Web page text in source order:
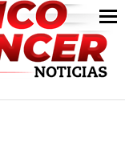
DIRECTO A GUADALUPE:
VICTORIA HERNÁNDEZ
NUEVAS EMPRESARIAS
DEL PROGRAMA